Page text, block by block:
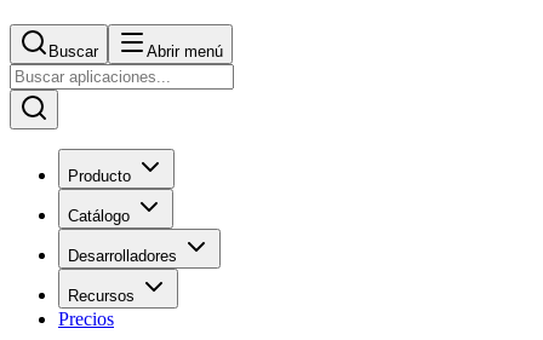
Buscar Abrir menú
Producto
Catálogo
Desarrolladores
Recursos
Precios